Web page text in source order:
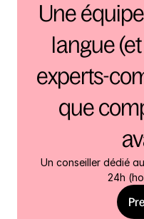
Une
langue
experts-
que
Un conseiller dédié
24h